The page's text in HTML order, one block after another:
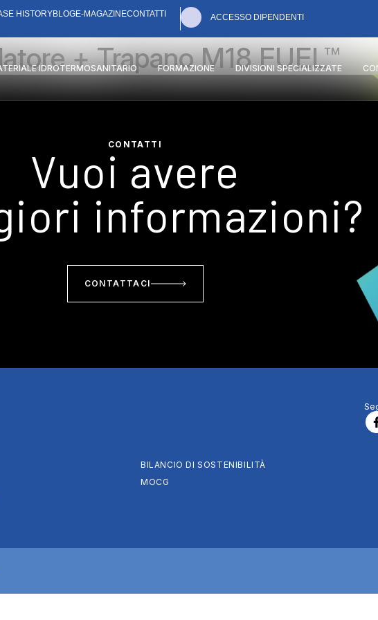
HISTORYBLOGE-MAGAZINECONTATTI ACCESSO DIPENDENTI
IDROTERMOSANITARIO FORMAZIONE DIVISIONI SPECIALIZZATE
+ Trapano M18 FUEL™
CONTATTI
Vuoi avere
informazioni?
CONTATTACI
BILANCIO DI SOSTENIBILITÀ
MOCG